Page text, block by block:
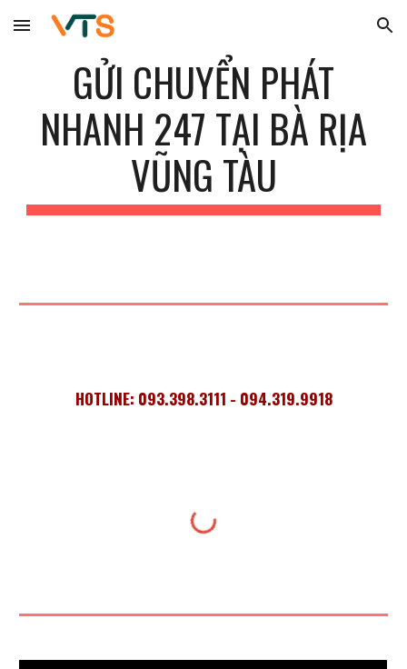
Skip to main content Skip to navigation
GỬI CHUYỂN PHÁT
NHANH 247 TẠI BÀ RỊA
VŨNG TÀU
HOTLINE: 093.398.3111 - 094.319.9918